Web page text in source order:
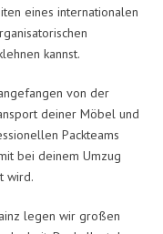
eines internationalen
kannst.
von der
deiner Möbel und
Packteams
bei deinem Umzug
wird.
legen wir großen